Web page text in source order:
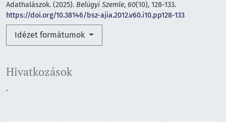
Adathalászok. (2025). Belügyi Szemle, 60(10), 128-133.
https://doi.org/10.38146/bsz-ajia.2012.v60.i10.pp128-133
Idézet formátumok
Hivatkozások
.